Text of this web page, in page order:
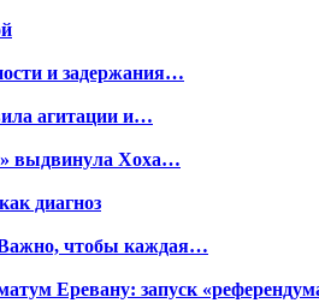
и задержания…
агитации и…
выдвинула Хоха…
диагноз
чтобы каждая…
Еревану: запуск